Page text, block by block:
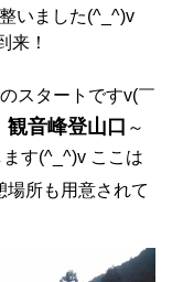
いました(^_^)v
来！
のスタートですv(￣
観音峰登山口 ～
ます(^_^)v ここは
場所も用意されて